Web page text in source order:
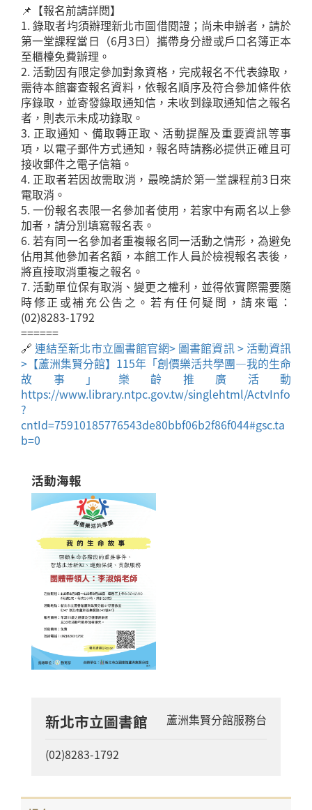
📌【報名前請詳閱】
1. 錄取者均須辦理新北市圖借閱證；尚未申辦者，請於
第一堂課程當日（6月3日）攜帶身分證或戶口名簿正本
至櫃檯免費辦理。
2. 活動因有限定參加對象資格，完成報名不代表錄取，
需待本館審查報名資料，依報名順序及符合參加條件依
序錄取，並寄發錄取通知信，未收到錄取通知信之報名
者，則表示未成功錄取。
3. 正取通知、備取轉正取、活動提醒及重要資訊等事
項，以電子郵件方式通知，報名時請務必提供正確且可
接收郵件之電子信箱。
4. 正取者若因故需取消，最晚請於第一堂課程前3日來
電取消。
5. 一份報名表限一名參加者使用，若家中有兩名以上參
加者，請分別填寫報名表。
6. 若有同一名參加者重複報名同一活動之情形，為避免
佔用其他參加者名額，本館工作人員於檢視報名表後，
將直接取消重複之報名。
7. 活動單位保有取消、變更之權利，並得依實際需要隨
時修正或補充公告之。若有任何疑問，請來電：
(02)8283-1792
======
🔗連結至新北市立圖書館官網> 圖書館資訊 > 活動資訊
>【蘆洲集賢分館】115年「創價樂活共學團—我的生命
故事」樂齡推廣活動
https://www.library.ntpc.gov.tw/singlehtml/ActvInfo
?
cntId=75910185776543de80bbf06b2f86f044#gsc.ta
b=0
活動海報
新北市立圖書館 蘆洲集賢分館服務台
(02)8283-1792